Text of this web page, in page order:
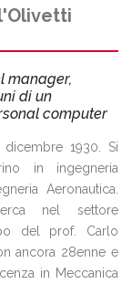
manager,
di un
computer
1930. Si
in ingegneria
Aeronautica.
nel settore
del prof. Carlo
ancora 28enne e
in Meccanica